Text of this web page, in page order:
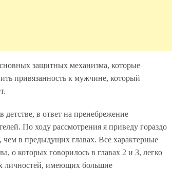
защитных механизма, которые
привязанность к мужчине, который
в ответ на пренебрежение
По ходу рассмотрения я приведу гораздо
в предыдущих главах. Все характерные
о которых говорилось в главах 2 и 3, легко
личностей, имеющих большие